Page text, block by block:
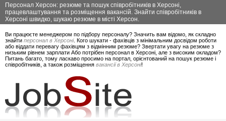
Персонал Херсон: резюме та пошук співробітників в Херсоні,
працевлаштування та розміщення вакансій. Знайти співробітників в
Херсоні швидко, шукаю резюме в місті Херсон.
Ви працюєте менеджером по підбору персоналу? Значить вам відомо, як складно
знайти персонал в Херсоні. Кого шукати - фахівців з мінімальним досвідом роботи
або віддати перевагу фахівцям з відмінним резюме? Звертати увагу на резюме з
низьким рівнем зарплати Або потрібен персонал в Херсоні, але з високим окладом?
Питань багато, тому ласкаво просимо на портал, орієнтований на пошук резюме і
співробітників, а також розміщення вакансії в Херсоні!